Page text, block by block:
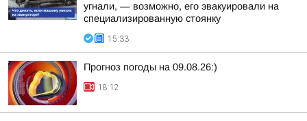
угнали, — возможно, его эвакуировали на
специализированную стоянку
15:33
Прогноз погоды на 09.08.26:)
18:12